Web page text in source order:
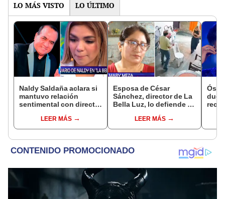
LO MÁS VISTO LO ÚLTIMO
Naldy Saldaña aclara si
mantuvo relación
sentimental con director
denunciarlo por
tocamientos: “Me
LEER MÁS
Esposa de César
Sánchez, director de La
Bella Luz, lo defiende y
relación clandestina
con Naldy Saldaña:
LEER MÁS